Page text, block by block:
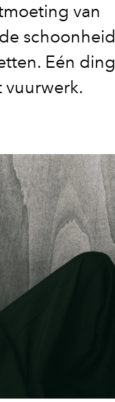
van
schoonheid
Eén ding
vuurwerk.